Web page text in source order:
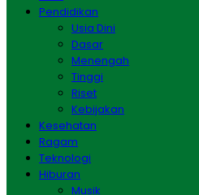
Pendidikan
Usia Dini
Dasar
Menengah
Tinggi
Riset
Kebijakan
Kesehatan
Ragam
Teknologi
Hiburan
Musik